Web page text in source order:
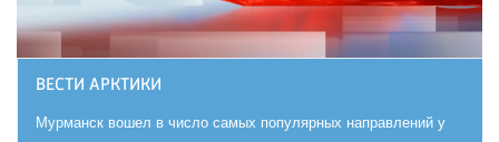
ВЕСТИ АРКТИКИ
Мурманск вошел в число самых популярных направлений у